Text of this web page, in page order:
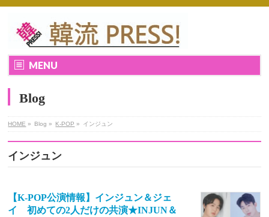
MENU
Blog
HOME » Blog » K-POP » インジュン
インジュン
【K-POP公演情報】インジュン＆ジェ
イ 初めての2人だけの共演★INJUN＆